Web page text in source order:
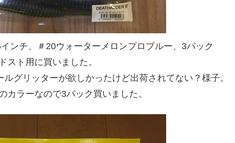
ンチ、＃20ウォーターメロンプロブルー、3パック
スト用に買いました。
ルグリッターが欲しかったけど出荷されてない？様子。
カラーなので3パック買いました。